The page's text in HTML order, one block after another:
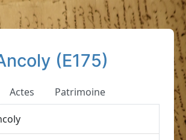
(E175)
Actes Patrimoine